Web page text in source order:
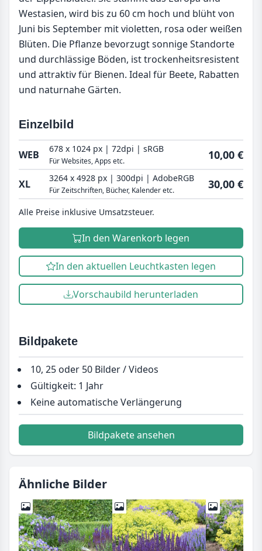
Westasien, wird bis zu 60 cm hoch und blüht von
Juni bis September mit violetten, rosa oder weißen
Blüten. Die Pflanze bevorzugt sonnige Standorte
und durchlässige Böden, ist trockenheitsresistent
und attraktiv für Bienen. Ideal für Beete, Rabatten
und naturnahe Gärten.
Einzelbild
WEB 678 x 1024 px | 72dpi | sRGB
Für Websites, Apps etc. 10,00 €
XL 3264 x 4928 px | 300dpi | AdobeRGB
Für Zeitschriften, Bücher, Kalender etc. 30,00 €
Alle Preise inklusive Umsatzsteuer.
In den Warenkorb legen
In den aktuellen Leuchtkasten legen
Vorschaubild herunterladen
Bildpakete
10, 25 oder 50 Bilder / Videos
Gültigkeit: 1 Jahr
Keine automatische Verlängerung
Bildpakete ansehen
Ähnliche Bilder